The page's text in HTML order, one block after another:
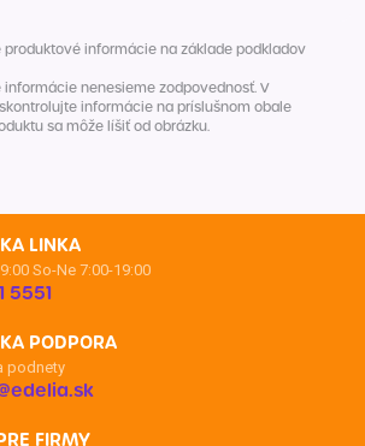
produktové informácie na základe podkladov
nenesieme zodpovednosť. V
informácie na príslušnom obale
sa môže líšiť od obrázku.
LINKA
So-Ne 7:00-19:00
5551
PODPORA
podnety
FIRMY